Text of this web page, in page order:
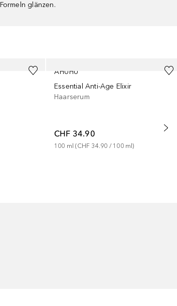
glänzen.
AHUHU
Essential Anti-Age Elixir
Haarserum
CHF 34.90
100 ml (CHF 34.90 / 100 ml)